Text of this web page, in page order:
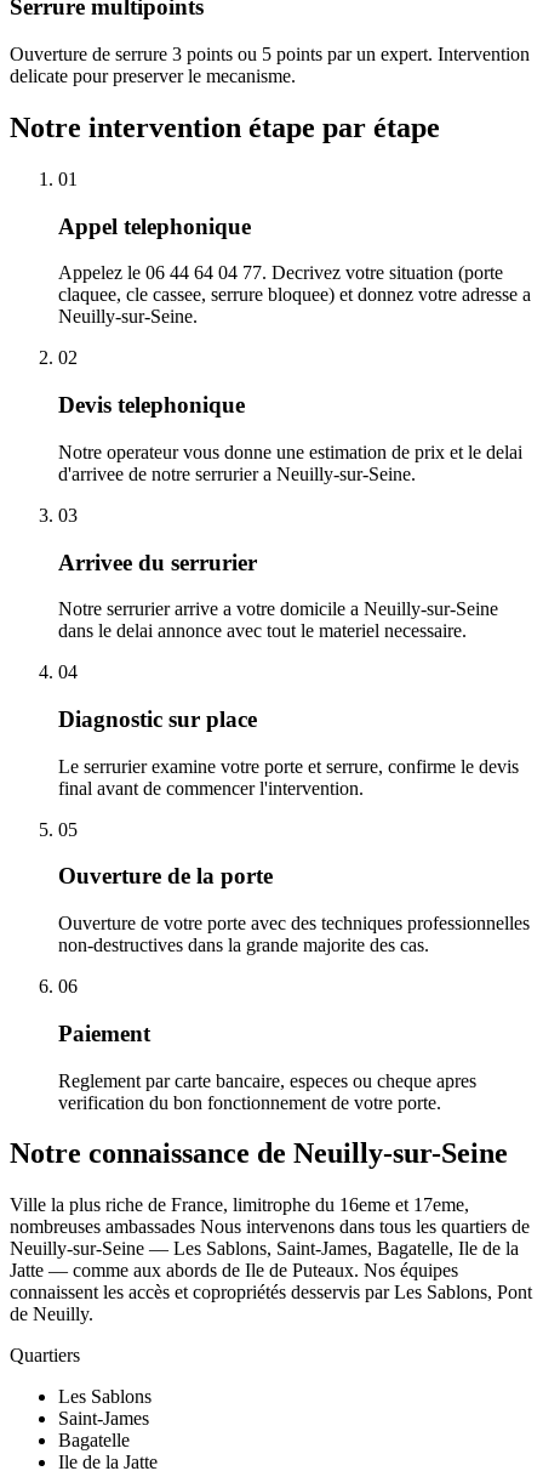
Serrure multipoints
Ouverture de serrure 3 points ou 5 points par un expert. Intervention
delicate pour preserver le mecanisme.
Notre intervention étape par étape
01
Appel telephonique
Appelez le 06 44 64 04 77. Decrivez votre situation (porte
claquee, cle cassee, serrure bloquee) et donnez votre adresse a
Neuilly-sur-Seine.
02
Devis telephonique
Notre operateur vous donne une estimation de prix et le delai
d'arrivee de notre serrurier a Neuilly-sur-Seine.
03
Arrivee du serrurier
Notre serrurier arrive a votre domicile a Neuilly-sur-Seine
dans le delai annonce avec tout le materiel necessaire.
04
Diagnostic sur place
Le serrurier examine votre porte et serrure, confirme le devis
final avant de commencer l'intervention.
05
Ouverture de la porte
Ouverture de votre porte avec des techniques professionnelles
non-destructives dans la grande majorite des cas.
06
Paiement
Reglement par carte bancaire, especes ou cheque apres
verification du bon fonctionnement de votre porte.
Notre connaissance de Neuilly-sur-Seine
Ville la plus riche de France, limitrophe du 16eme et 17eme,
nombreuses ambassades Nous intervenons dans tous les quartiers de
Neuilly-sur-Seine — Les Sablons, Saint-James, Bagatelle, Ile de la
Jatte — comme aux abords de Ile de Puteaux. Nos équipes
connaissent les accès et copropriétés desservis par Les Sablons, Pont
de Neuilly.
Quartiers
Les Sablons
Saint-James
Bagatelle
Ile de la Jatte